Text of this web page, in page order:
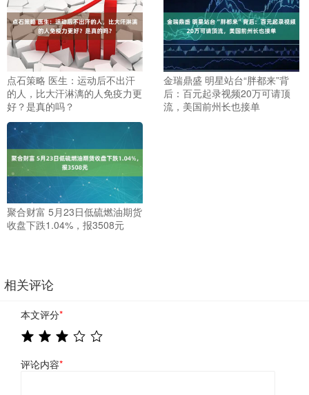
点石策略 医生：运动后不出汗
的人，比大汗淋漓的人免疫力更
好？是真的吗？
金瑞鼎盛 明星站台“胖都来”背
后：百元起录视频20万可请顶
流，美国前州长也接单
聚合财富 5月23日低硫燃油期货
收盘下跌1.04%，报3508元
相关评论
本文评分*
评论内容*